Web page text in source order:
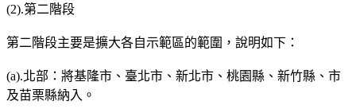
(2).第二階段
第二階段主要是擴大各自示範區的範圍，說明如下：
(a).北部：將基隆市、臺北市、新北市、桃園縣、新竹縣、市
及苗栗縣納入。